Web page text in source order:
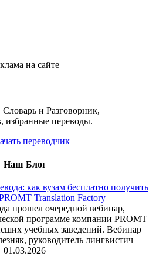
на сайте
и Разговорник,
избранные переводы.
Наш Блог
как вузам бесплатно получить
Translation Factory
прошел очередной вебинар,
программе компании PROMT
учебных заведений. Вебинар
руководитель лингвистич
01.03.2026